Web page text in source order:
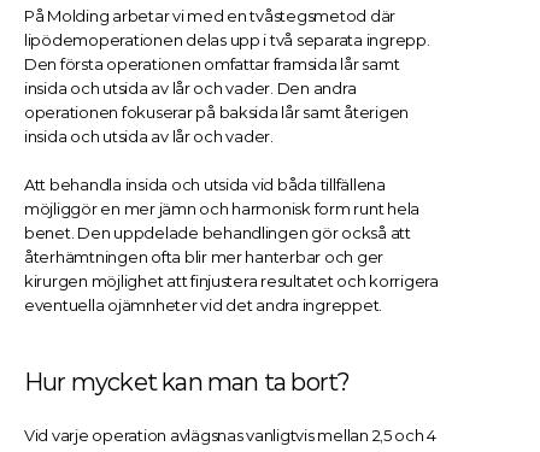
På Molding arbetar vi med en tvåstegsmetod där
lipödemoperationen delas upp i två separata ingrepp.
Den första operationen omfattar framsida lår samt
insida och utsida av lår och vader. Den andra
operationen fokuserar på baksida lår samt återigen
insida och utsida av lår och vader.
Att behandla insida och utsida vid båda tillfällena
möjliggör en mer jämn och harmonisk form runt hela
benet. Den uppdelade behandlingen gör också att
återhämtningen ofta blir mer hanterbar och ger
kirurgen möjlighet att finjustera resultatet och korrigera
eventuella ojämnheter vid det andra ingreppet.
Hur mycket kan man ta bort?
Vid varje operation avlägsnas vanligtvis mellan 2,5 och 4